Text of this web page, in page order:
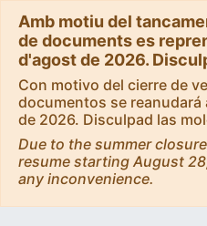
Amb motiu del
de documents es
d'agost de 2026.
Con motivo del cierre de
documentos se
de 2026. Disculpad las
Due to the summer
resume starting August
any inconvenience.